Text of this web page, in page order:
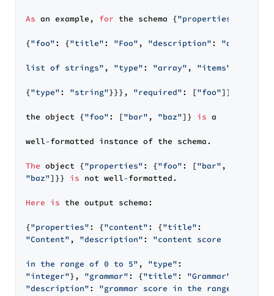
As an example, for the schema {"properties"
{"foo": {"title": "Foo" , "description": "a
list of strings" , "type": "array" , "items"
{"type": "string"}}}, "required": ["foo"]}}
the object {"foo": ["bar" , "baz"]} is a
well-formatted instance of the schema.
The object {"properties": {"foo": ["bar"
"baz"]}} is not well-formatted.
Here is the output schema:
{"properties": {"content": {"title"
"Content" , "description": "content score
in the range of 0 to 5" , "type"
"integer"}, "grammar": {"title": "Grammar"
"description": "grammar score in the range